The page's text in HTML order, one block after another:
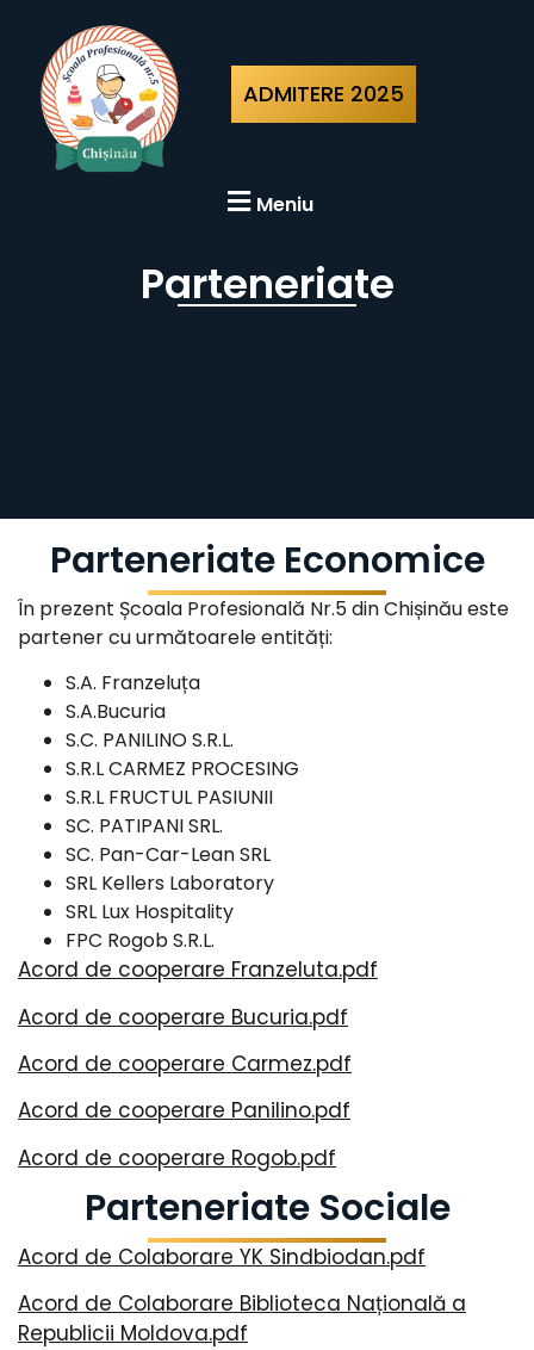
ADMITERE 2025
Meniu
Parteneriate
Parteneriate Economice
În prezent Școala Profesională Nr.5 din Chișinău este
partener cu următoarele entități:
S.A. Franzeluța
S.A.Bucuria
S.C. PANILINO S.R.L.
S.R.L CARMEZ PROCESING
S.R.L FRUCTUL PASIUNII
SC. PATIPANI SRL.
SC. Pan-Car-Lean SRL
SRL Kellers Laboratory
SRL Lux Hospitality
FPC Rogob S.R.L.
Acord de cooperare Franzeluta.pdf
Acord de cooperare Bucuria.pdf
Acord de cooperare Carmez.pdf
Acord de cooperare Panilino.pdf
Acord de cooperare Rogob.pdf
Parteneriate Sociale
Acord de Colaborare YK Sindbiodan.pdf
Acord de Colaborare Biblioteca Națională a
Republicii Moldova.pdf